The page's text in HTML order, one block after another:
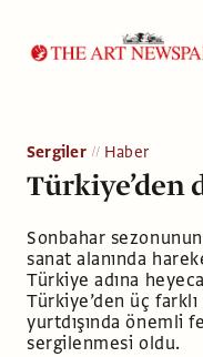
Sergiler Haber
Türkiye’den
Sonbahar
sanat alanında
Türkiye adına
Türkiye’den üç
yurtdışında önemli
sergilenmesi oldu.